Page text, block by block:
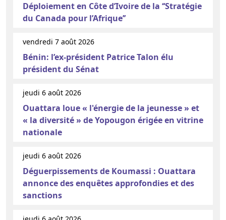
Déploiement en Côte d’Ivoire de la ‘‘Stratégie
du Canada pour l’Afrique’’
vendredi 7 août 2026
Bénin: l’ex-président Patrice Talon élu
président du Sénat
jeudi 6 août 2026
Ouattara loue « l'énergie de la jeunesse » et
« la diversité » de Yopougon érigée en vitrine
nationale
jeudi 6 août 2026
Déguerpissements de Koumassi : Ouattara
annonce des enquêtes approfondies et des
sanctions